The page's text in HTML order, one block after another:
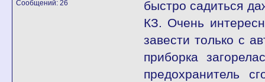
Сообщений: 26
быстро садиться
КЗ. Очень
завести только с
приборка
предохранитель